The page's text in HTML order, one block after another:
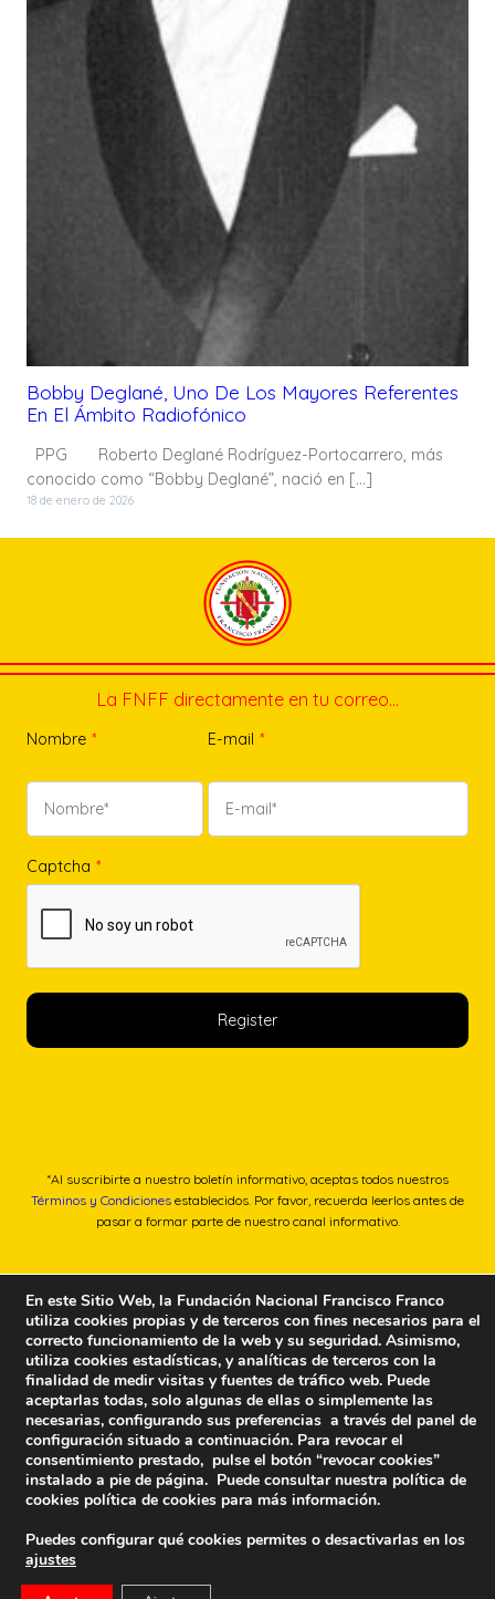
Bobby Deglané, Uno De Los Mayores Referentes
En El Ámbito Radiofónico
PPG Roberto Deglané Rodríguez-Portocarrero, más
conocido como “Bobby Deglané”, nació en […]
18 de enero de 2026
La FNFF directamente en tu correo…
Nombre * E-mail *
Captcha *
*Al suscribirte a nuestro boletín informativo, aceptas todos nuestros
Términos y Condiciones establecidos. Por favor, recuerda leerlos antes de
pasar a formar parte de nuestro canal informativo.
En este Sitio Web, la Fundación Nacional Francisco Franco
utiliza cookies propias y de terceros con fines necesarios para el
correcto funcionamiento de la web y su seguridad. Asimismo,
utiliza cookies estadísticas, y analíticas de terceros con la
finalidad de medir visitas y fuentes de tráfico web. Puede
aceptarlas todas, solo algunas de ellas o simplemente las
necesarias, configurando sus preferencias a través del panel de
configuración situado a continuación. Para revocar el
consentimiento prestado, pulse el botón “revocar cookies”
instalado a pie de página. Puede consultar nuestra política de
cookies política de cookies para más información.
Puedes configurar qué cookies permites o desactivarlas en los
ajustes